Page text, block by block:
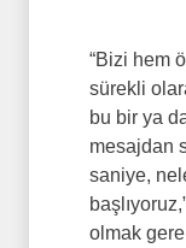
“Bizi hem
sürekli
bu bir ya
mesajdan
saniye,
olmak